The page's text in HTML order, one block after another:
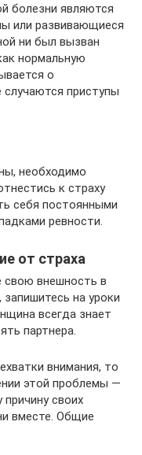
болезни являются
или развивающиеся
ни был вызван
нормальную
о
приступы
необходимо
к страху
себя постоянными
ревности.
от страха
свою внешность в
на уроки
всегда знает
партнера.
внимания, то
этой проблемы —
своих
вместе. Общие